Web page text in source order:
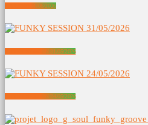
HAXX303 01/06/2026
FUNKY SESSION 31/05/2026
FUNKY SESSION 24/05/2026